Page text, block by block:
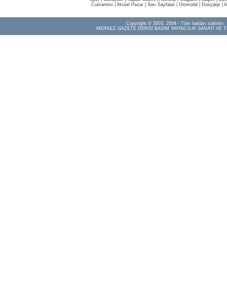
Cumartesi| Aktüel Pazar| Sarı Sayfalar| Otomobil Dosyalar|
Copyright © 2003, 2004 - Tüm hakları saklıdır.
MERKEZ GAZETE DERGİ BASIM YAYINCILIK SANAYİ VE